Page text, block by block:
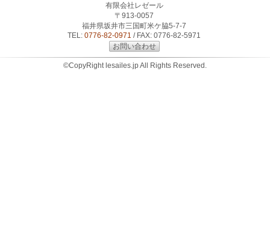
有限会社レゼール
〒913-0057
福井県坂井市三国町米ケ脇5-7-7
TEL:0776-82-0971 / FAX: 0776-82-5971
お問い合わせ
©CopyRight lesailes.jp All Rights Reserved.